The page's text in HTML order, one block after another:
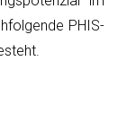
PHIS-